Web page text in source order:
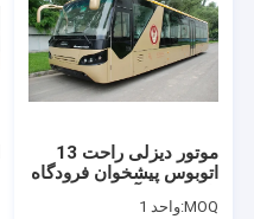
درباره ما
تور کارخانه
با ما تماس بگیرید
موتور دیزلی راحت 13
اتوبوس پیشخوان فرودگاه
MOQ: واحد 1